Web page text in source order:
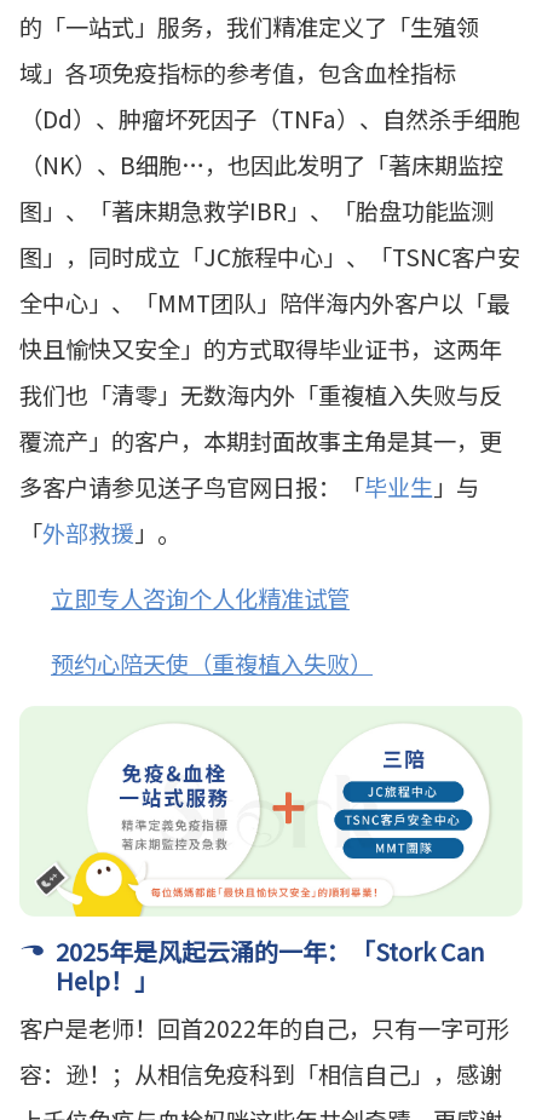
的「一站式」服务，我们精准定义了「生殖领
域」各项免疫指标的参考值，包含血栓指标
（Dd）、肿瘤坏死因子（TNFa）、自然杀手细胞
（NK）、B细胞…，也因此发明了「著床期监控
图」、「著床期急救学IBR」、「胎盘功能监测
图」，同时成立「JC旅程中心」、「TSNC客户安
全中心」、「MMT团队」陪伴海内外客户以「最
快且愉快又安全」的方式取得毕业证书，这两年
我们也「清零」无数海内外「重複植入失败与反
覆流产」的客户，本期封面故事主角是其一，更
多客户请参见送子鸟官网日报：「毕业生」与
「外部救援 」。
立即专人咨询个人化精准试管
预约心陪天使（重複植入失败）
2025年是风起云涌的一年：「Stork Can
Help！」
客户是老师！回首2022年的自己，只有一字可形
容：逊！；从相信免疫科到「相信自己」，感谢